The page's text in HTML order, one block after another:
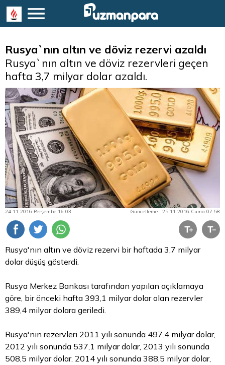
Rusya`nın altın ve döviz rezervi azaldı
Rusya`nın altın ve döviz rezervleri geçen
hafta 3,7 milyar dolar azaldı.
24.11.2016 Perşembe 16:03 Güncelleme : 25.11.2016 Cuma 07:58
Rusya'nın altın ve döviz rezervi bir haftada 3,7 milyar
dolardüşüş gösterdi.
Rusya Merkez Bankası tarafından yapılan açıklamaya
göre, bir önceki hafta 393,1 milyar dolar olan rezervler
389,4 milyar dolara geriledi.
Rusya'nın rezervleri 2011 yılı sonunda 497.4 milyar dolar,
2012 yılı sonunda 537,1 milyar dolar, 2013 yılı sonunda
508,5 milyar dolar, 2014 yılı sonunda 388,5 milyar dolar,